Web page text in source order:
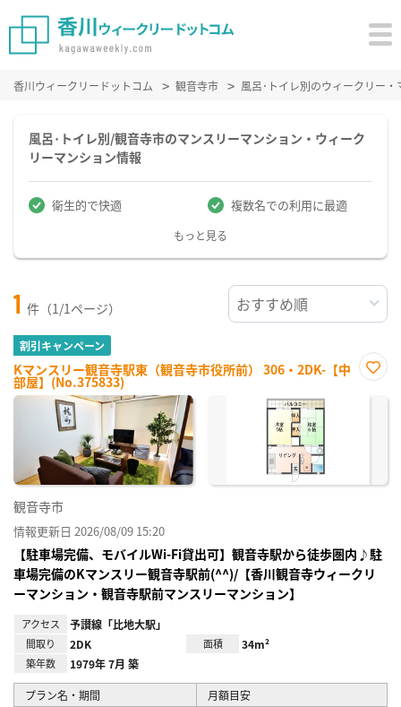
香川ウィークリードットコム 観音寺市 風呂･トイレ別のウィークリー
風呂･トイレ別/観音寺市のマンスリーマンション・ウィーク
リーマンション情報
衛生的で快適 複数名での利用に最適
もっと見る
1 件（1/1ページ）
割引キャンペーン
Kマンスリー観音寺駅東（観音寺市役所前） 306・2DK-【中
部屋】(No.375833)
に入
観音寺市
情報更新日 2026/08/09 15:20
【駐車場完備、モバイルWi-Fi貸出可】観音寺駅から徒歩圏内♪駐
車場完備のKマンスリー観音寺駅前(^^)/【香川観音寺ウィークリ
ーマンション・観音寺駅前マンスリーマンション】
アクセス 予讃線「比地大駅」
間取り 2DK 面積 34m²
築年数 1979年 7月 築
プラン名・期間 月額目安